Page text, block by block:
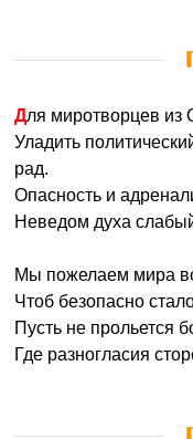
Для миротворцев
Уладить
рад.
Опасность и
Неведом духа
Мы пожелаем мира
Чтоб безопасно
Пусть не прольется
Где разногласия